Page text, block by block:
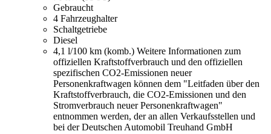
Gebraucht
4 Fahrzeughalter
Schaltgetriebe
Diesel
4,1 l/100 km (komb.) Weitere Informationen zum
offiziellen Kraftstoffverbrauch und den offiziellen
spezifischen CO2-Emissionen neuer
Personenkraftwagen können dem "Leitfaden über den
Kraftstoffverbrauch, die CO2-Emissionen und den
Stromverbrauch neuer Personenkraftwagen"
entnommen werden, der an allen Verkaufsstellen und
bei der Deutschen Automobil Treuhand GmbH